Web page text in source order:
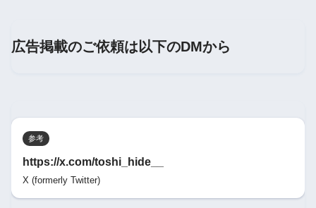
広告掲載のご依頼は以下のDMから
参考
https://x.com/toshi_hide__
X (formerly Twitter)